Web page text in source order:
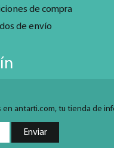
de compra
de envío
antarti.com, tu tienda de